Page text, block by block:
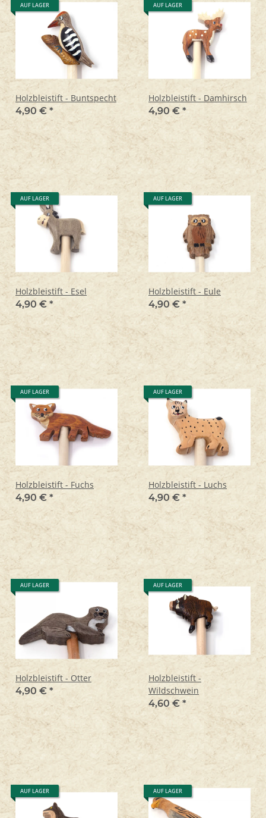
AUF LAGER
Holzbleistift - Buntspecht
4,90 € *
AUF LAGER
Holzbleistift - Damhirsch
4,90 € *
AUF LAGER
Holzbleistift - Esel
4,90 € *
AUF LAGER
Holzbleistift - Eule
4,90 € *
AUF LAGER
Holzbleistift - Fuchs
4,90 € *
AUF LAGER
Holzbleistift - Luchs
4,90 € *
AUF LAGER
Holzbleistift - Otter
4,90 € *
AUF LAGER
Holzbleistift -
Wildschwein
4,60 € *
AUF LAGER AUF LAGER